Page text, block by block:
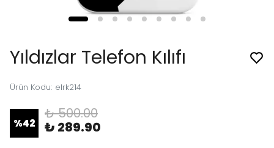
Yıldızlar Telefon Kılıfı
Ürün Kodu: elrk214
%42
₺ 500.00
₺ 289.90